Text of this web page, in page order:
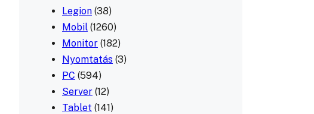
Legion (38)
Mobil (1260)
Monitor (182)
Nyomtatás (3)
PC (594)
Server (12)
Tablet (141)